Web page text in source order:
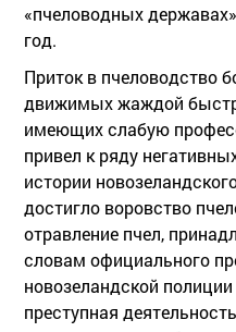
«пчеловодных
год.
Приток в пчеловодство
движимых жаждой
имеющих слабую
привел к ряду
истории
достигло воровство
отравление пчел,
словам официального
новозеландской
преступная